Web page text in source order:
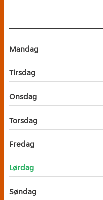
Mandag
Tirsdag
Onsdag
Torsdag
Fredag
Lørdag
Søndag